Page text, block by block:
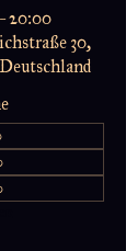
20:00
30,